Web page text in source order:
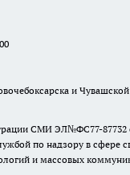
и Чувашской
СМИ ЭЛ№ФС77-87732
по надзору в сфере
и массовых